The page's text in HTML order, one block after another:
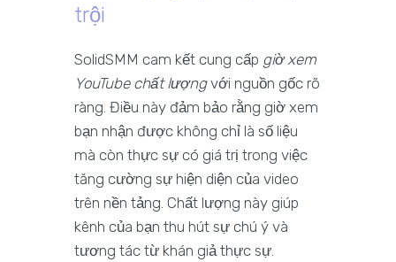
trội
SolidSMM cam kết cung cấp giờ xem
YouTube chất lượngvới nguồn gốc rõ
ràng. Điều này đảm bảo rằng giờ xem
bạn nhận được không chỉ là số liệu
mà còn thực sự có giá trị trong việc
tăng cường sự hiện diện của video
trên nền tảng. Chất lượng này giúp
kênh của bạn thu hút sự chú ý và
tương tác từ khán giả thực sự.